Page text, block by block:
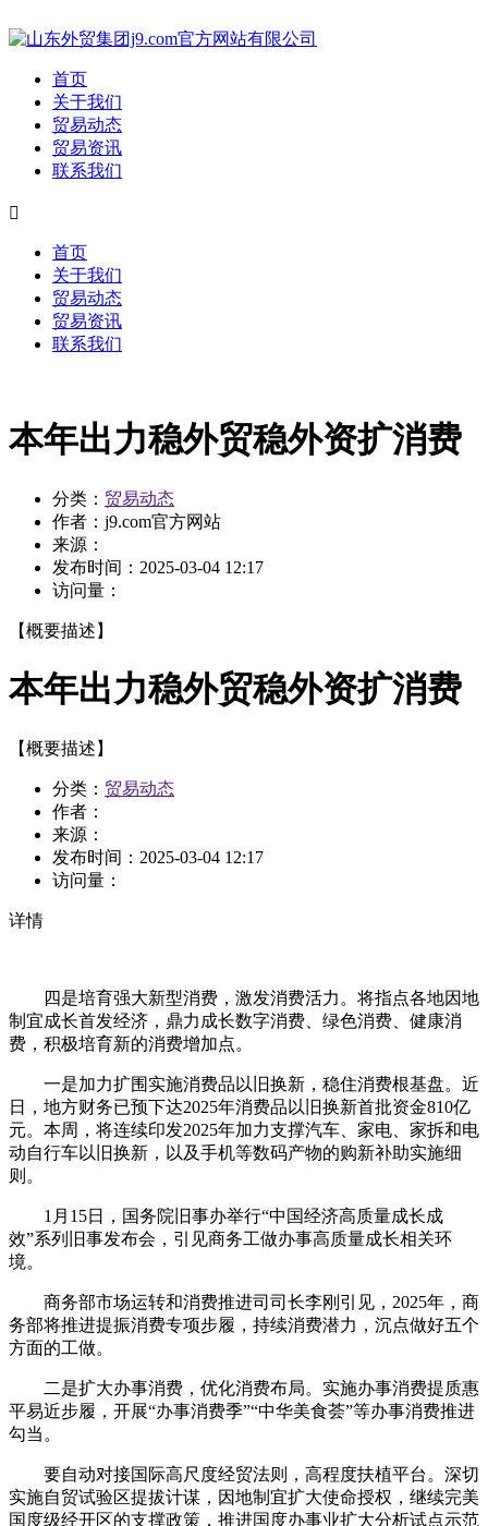
首页
关于我们
贸易动态
贸易资讯
联系我们

首页
关于我们
贸易动态
贸易资讯
联系我们
本年出力稳外贸稳外资扩消费
分类： 贸易动态
作者： j9.com官方网站
来源：
发布时间： 2025-03-04 12:17
访问量：
【概要描述】
本年出力稳外贸稳外资扩消费
【概要描述】
分类： 贸易动态
作者：
来源：
发布时间： 2025-03-04 12:17
访问量：
详情
四是培育强大新型消费，激发消费活力。将指点各地因地
制宜成长首发经济，鼎力成长数字消费、绿色消费、健康消
费，积极培育新的消费增加点。
一是加力扩围实施消费品以旧换新，稳住消费根基盘。近
日，地方财务已预下达2025年消费品以旧换新首批资金810亿
元。本周，将连续印发2025年加力支撑汽车、家电、家拆和电
动自行车以旧换新，以及手机等数码产物的购新补助实施细
则。
1月15日，国务院旧事办举行“中国经济高质量成长成
效”系列旧事发布会，引见商务工做办事高质量成长相关环
境。
商务部市场运转和消费推进司司长李刚引见，2025年，商
务部将推进提振消费专项步履，持续消费潜力，沉点做好五个
方面的工做。
二是扩大办事消费，优化消费布局。实施办事消费提质惠
平易近步履，开展“办事消费季”“中华美食荟”等办事消费推进
勾当。
要自动对接国际高尺度经贸法则，高程度扶植平台。深切
实施自贸试验区提拔计谋，因地制宜扩大使命授权，继续完美
国度级经开区的支撑政策，推进国度办事业扩大分析试点示范